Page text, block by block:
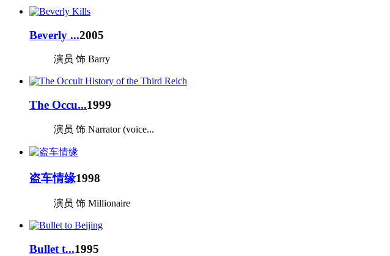
Beverly ...2005
演员 饰 Barry
The Occu...1999
演员 饰 Narrator (voice...
盗车情缘1998
演员 饰 Millionaire
Bullet t...1995